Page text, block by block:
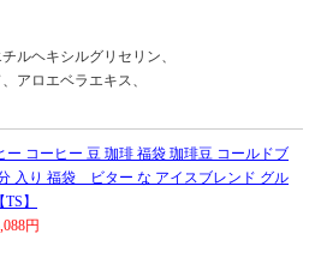
ルヘキシルグリセリン、
アロエベラエキス、
ー コーヒー 豆 珈琲 福袋 珈琲豆 コールドブ
入り 福袋 ビター な アイスブレンド グル
】
円